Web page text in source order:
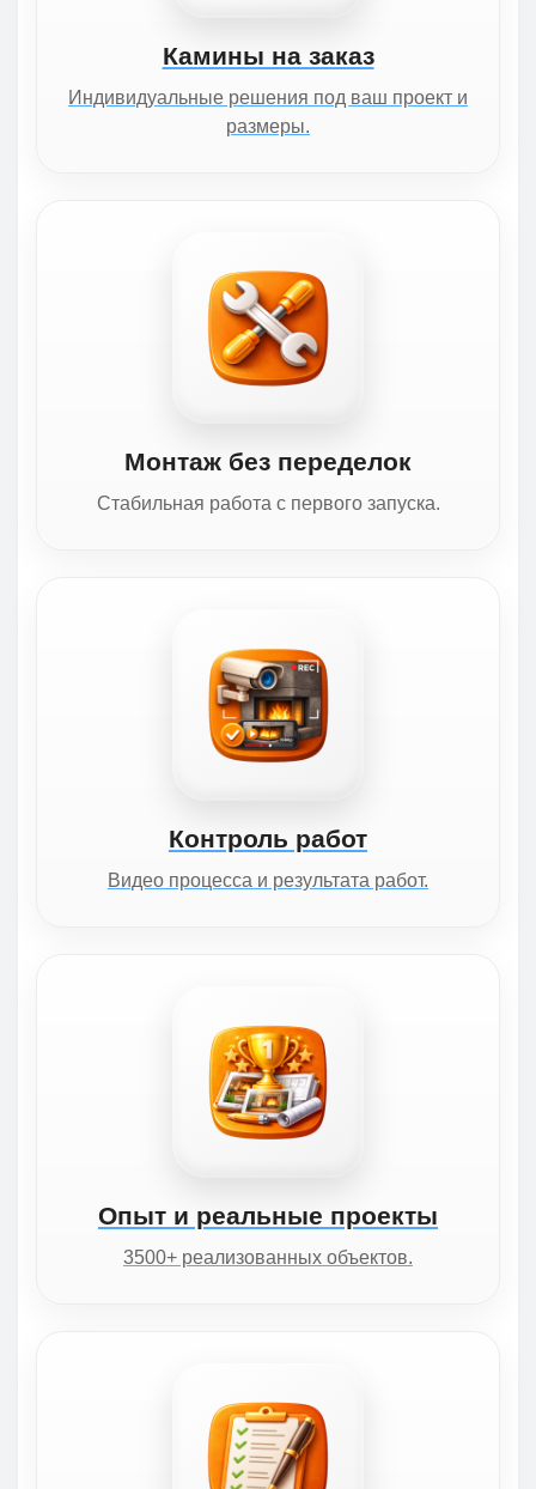
Камины на заказ
Индивидуальные решения под ваш проект и
размеры.
Монтаж без переделок
Стабильная работа с первого запуска.
Контроль работ
Видео процесса и результата работ.
Опыт и реальные проекты
3500+ реализованных объектов.